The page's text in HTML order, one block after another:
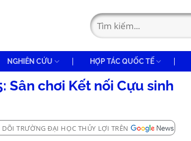
NGHIÊN CỨU HỢP TÁC QUỐC TẾ
Sân chơi Kết nối Cựu sinh
DÕI TRƯỜNG ĐẠI HỌC THỦY LỢI TRÊN